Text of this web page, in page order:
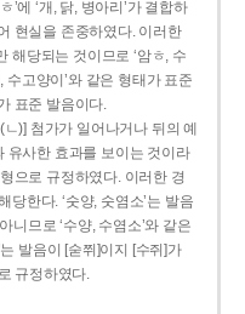
’에 ‘개, 닭, 병아리’가 결합하
현실을 존중하였다. 이러한
해당되는 것이므로 ‘암ㅎ, 수
수고양이’와 같은 형태가 표준
표준 발음이다.
)] 첨가가 일어나거나 뒤의 예
유사한 효과를 보이는 것이라
형으로 규정하였다. 이러한 경
당한다. ‘숫양, 숫염소’는 발음
니므로 ‘수양, 수염소’와 같은
발음이 [숟쮜]이지 [수쥐]가
규정하였다.